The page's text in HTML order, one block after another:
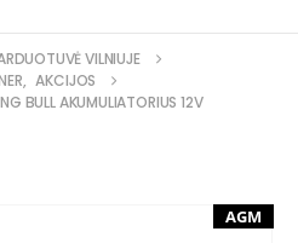
VILNIUJE
, AKCIJOS
BULL AKUMULIATORIUS 12V
AGM